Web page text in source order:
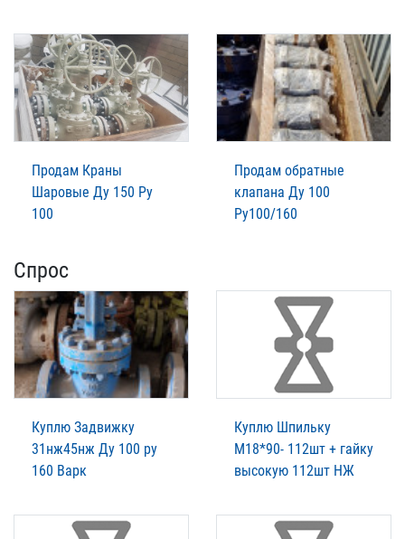
Продам Краны
Шаровые Ду 150 Ру
100
Продам обратные
клапана Ду 100
Ру100/160
Спрос
Куплю Задвижку
31нж45нж Ду 100 ру
160 Варк
Куплю Шпильку
М18*90- 112шт + гайку
высокую 112шт НЖ